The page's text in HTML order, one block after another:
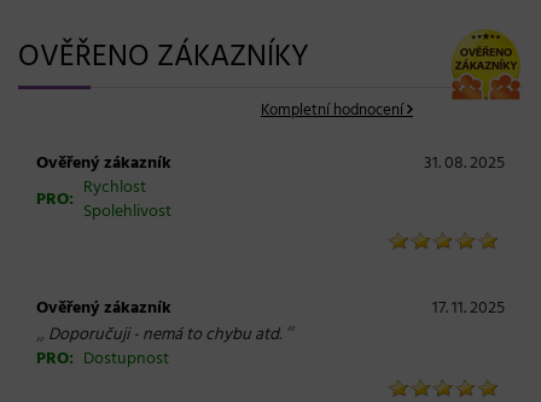
OVĚŘENO ZÁKAZNÍKY
Kompletní hodnocení
Ověřený zákazník
31. 08. 2025
PRO: Rychlost
Spolehlivost
Ověřený zákazník 17. 11. 2025
„ Doporučuji - nemá to chybu atd. “
PRO: Dostupnost